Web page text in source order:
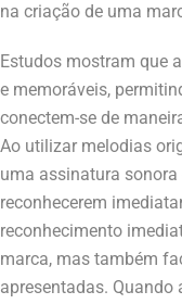
na criação de uma
Estudos mostram que
e memoráveis,
conectem-se de
Ao utilizar melodias
uma assinatura
reconhecerem
reconhecimento
marca, mas também
apresentadas.